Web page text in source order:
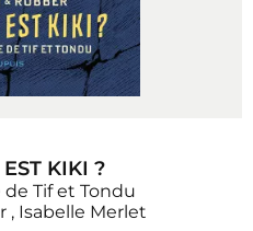
KIKI ?
Tif et Tondu
, Isabelle Merlet